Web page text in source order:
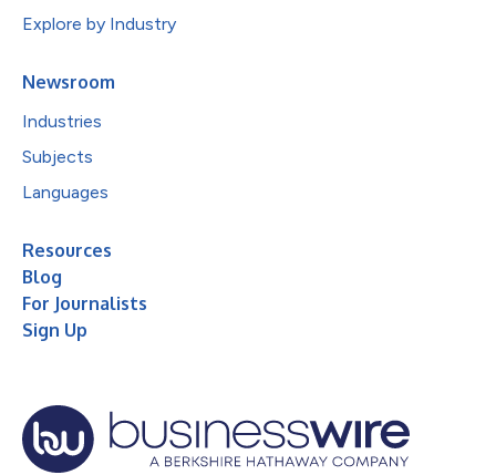
Explore by Industry
Newsroom
Industries
Subjects
Languages
Resources
Blog
For Journalists
Sign Up